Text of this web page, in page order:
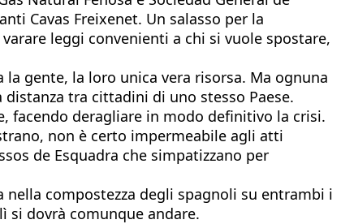
Cavas Freixenet. Un salasso per la
leggi convenienti a chi si vuole spostare,
gente, la loro unica vera risorsa. Ma ognuna
tra cittadini di uno stesso Paese.
facendo deragliare in modo definitivo la crisi.
non è certo impermeabile agli atti
de Esquadra che simpatizzano per
compostezza degli spagnoli su entrambi i
si dovrà comunque andare.